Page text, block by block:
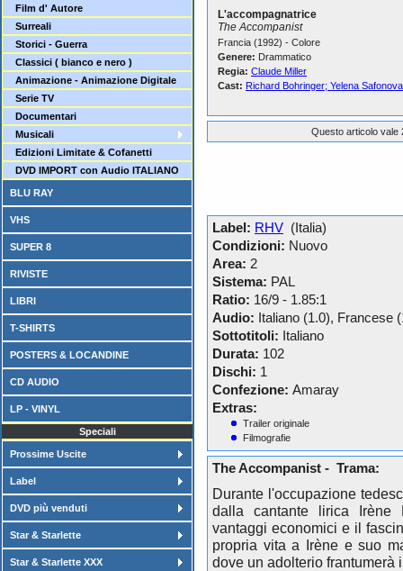
Film d' Autore
Surreali
Storici - Guerra
Classici ( bianco e nero )
Animazione - Animazione Digitale
Serie TV
Documentari
Musicali
Edizioni Limitate & Cofanetti
DVD IMPORT con Audio ITALIANO
BLU RAY
VHS
SUPER 8
RIVISTE
LIBRI
T-SHIRTS
POSTERS & LOCANDINE
CD AUDIO
LP - VINYL
Speciali
Prossime Uscite
Label
DVD più venduti
Star & Starlette
Star & Starlette XXX
L'accompagnatrice
The Accompanist
Francia (1992) - Colore
Genere: Drammatico
Regia: Claude Miller
Cast: Richard Bohringer; Yelena
Questo articolo vale
Label: RHV (Italia)
Condizioni: Nuovo
Area: 2
Sistema: PAL
Ratio: 16/9 - 1.85:1
Audio: Italiano (1.0), Francese
Sottotitoli: Italiano
Durata: 102
Dischi: 1
Confezione: Amaray
Extras:
Trailer originale
Filmografie
The Accompanist - Trama:
Durante l'occupazione
dalla cantante lirica Irène
vantaggi economici e il
propria vita a Irène e suo
dove un adolterio frantumerà